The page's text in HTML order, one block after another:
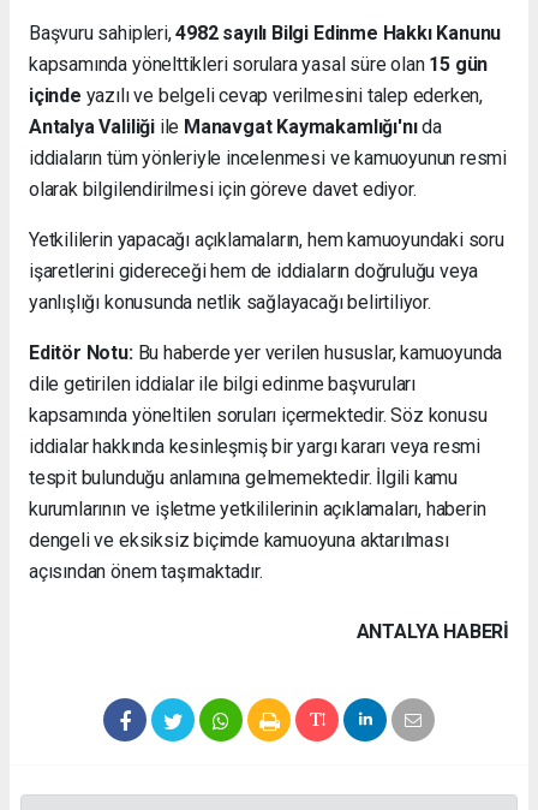
Başvuru sahipleri,4982 sayılı Bilgi Edinme Hakkı Kanunu
kapsamında yönelttikleri sorulara yasal süre olan 15 gün
içinde yazılı ve belgeli cevap verilmesini talep ederken,
Antalya Valiliğiile Manavgat Kaymakamlığı'nıda
iddiaların tüm yönleriyle incelenmesi ve kamuoyunun resmi
olarak bilgilendirilmesi için göreve davet ediyor.
Yetkililerin yapacağı açıklamaların, hem kamuoyundaki soru
işaretlerini gidereceği hem de iddiaların doğruluğu veya
yanlışlığı konusunda netlik sağlayacağı belirtiliyor.
Editör Notu:Bu haberde yer verilen hususlar, kamuoyunda
dile getirilen iddialar ile bilgi edinme başvuruları
kapsamında yöneltilen soruları içermektedir. Söz konusu
iddialar hakkında kesinleşmiş bir yargı kararı veya resmi
tespit bulunduğu anlamına gelmemektedir. İlgili kamu
kurumlarının ve işletme yetkililerinin açıklamaları, haberin
dengeli ve eksiksiz biçimde kamuoyuna aktarılması
açısından önem taşımaktadır.
ANTALYA HABERİ